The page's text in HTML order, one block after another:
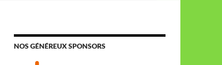
NOS GÉNÉREUX SPONSORS